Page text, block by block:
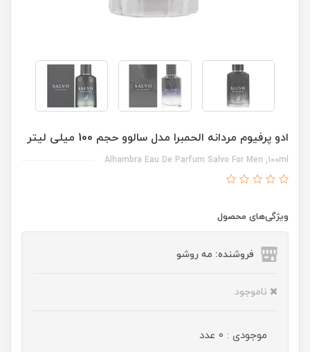
ادو پرفیوم مردانه الحمبرا مدل سالوو حجم 100 میلی لیتر
Alhambra Eau De Parfum Salvo For Men ,100ml
ویژگی‌های محصول
فروشنده: مه رو‌شو
ناموجود
موجودی : 0 عدد